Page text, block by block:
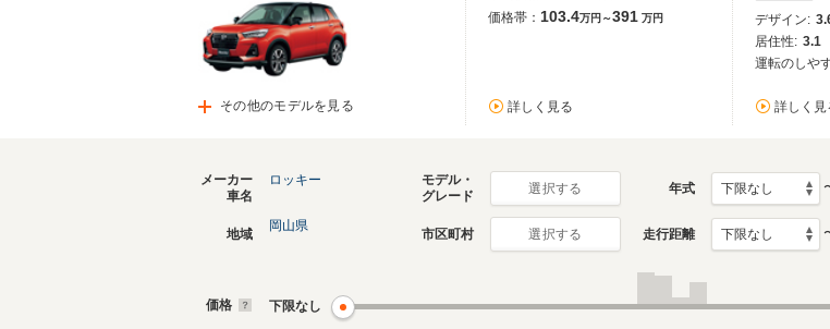
その他のモデルを見る
価格帯： 103.4万円～391 万円
詳しく見る
デザイン:
居住性: 3.1
運転のしや
詳しく見
ロッキーのカタログを見る
メーカー
車名
ロッキー
モデル・
グレード
選択する 年式
地域
岡山県
市区町村 選択する 走行距離
価格 下限なし